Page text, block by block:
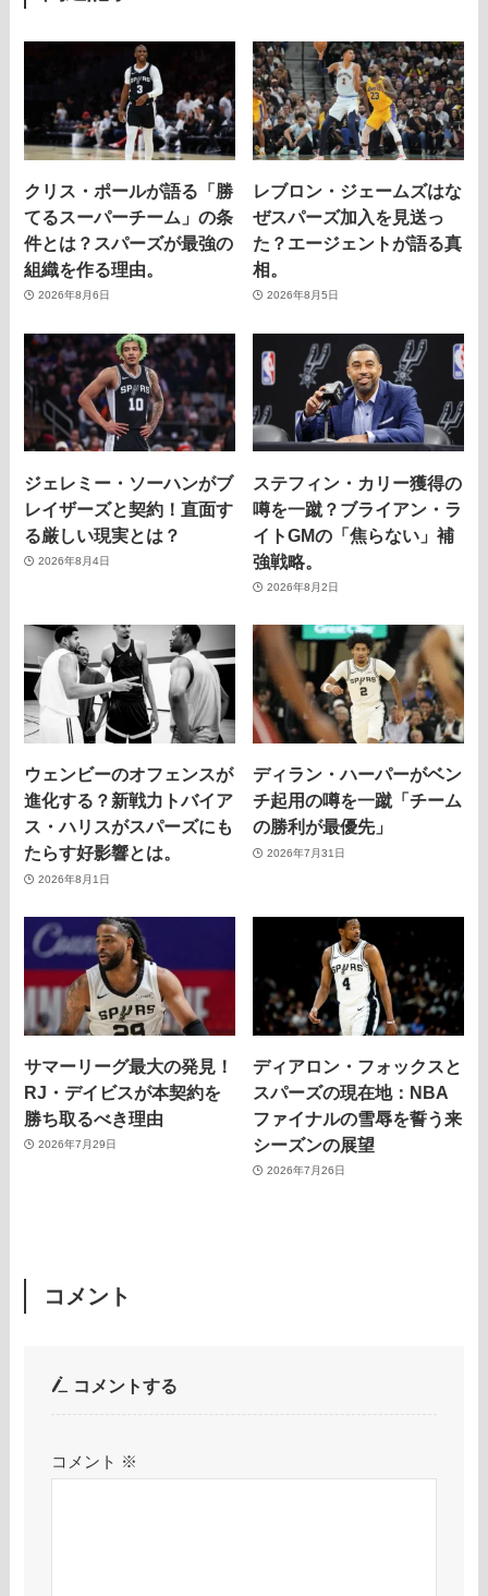
クリス・ポールが語る「勝
てるスーパーチーム」の条
件とは？スパーズが最強の
組織を作る理由。
2026年8月6日
レブロン・ジェームズはな
ぜスパーズ加入を見送っ
た？エージェントが語る真
相。
2026年8月5日
ジェレミー・ソーハンがブ
レイザーズと契約！直面す
る厳しい現実とは？
2026年8月4日
ステフィン・カリー獲得の
噂を一蹴？ブライアン・ラ
イトGMの「焦らない」補
強戦略。
2026年8月2日
ウェンビーのオフェンスが
進化する？新戦力トバイア
ス・ハリスがスパーズにも
たらす好影響とは。
2026年8月1日
ディラン・ハーパーがベン
チ起用の噂を一蹴「チーム
の勝利が最優先」
2026年7月31日
サマーリーグ最大の発見！
RJ・デイビスが本契約を
勝ち取るべき理由
2026年7月29日
ディアロン・フォックスと
スパーズの現在地：NBA
ファイナルの雪辱を誓う来
シーズンの展望
2026年7月26日
コメント
コメントする
コメント ※